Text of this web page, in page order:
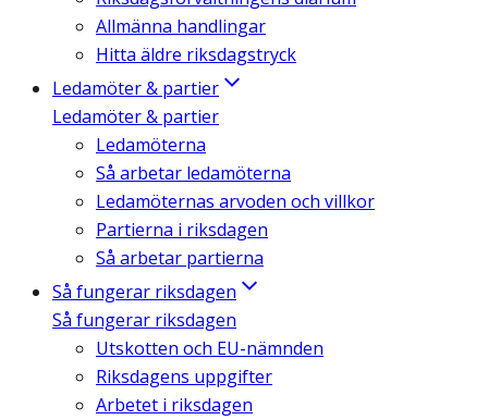
Allmänna handlingar
Hitta äldre riksdagstryck
Ledamöter & partier
Ledamöter & partier
Ledamöterna
Så arbetar ledamöterna
Ledamöternas arvoden och villkor
Partierna i riksdagen
Så arbetar partierna
Så fungerar riksdagen
Så fungerar riksdagen
Utskotten och EU-nämnden
Riksdagens uppgifter
Arbetet i riksdagen